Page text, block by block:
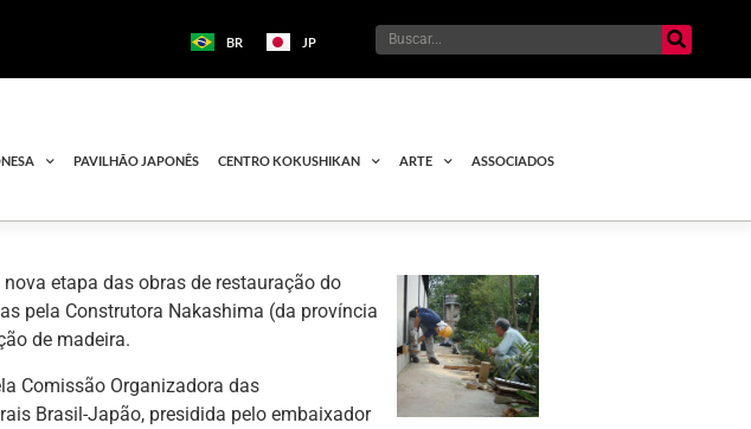
BR JP
PAVILHÃO JAPONÊS CENTRO KOKUSHIKAN ARTE ASSOCIADOS
etapa das obras de restauração do
pela Construtora Nakashima (da província
de madeira.
Comissão Organizadora das
Brasil-Japão, presidida pelo embaixador